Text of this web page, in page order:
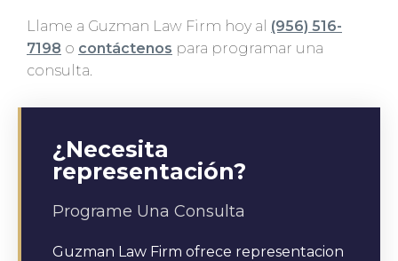
Llame a Guzman Law Firm hoy al (956) 516-
7198 o contáctenos para programar una
consulta.
¿Necesita
representación?
Programe Una Consulta
Guzman Law Firm ofrece representacion